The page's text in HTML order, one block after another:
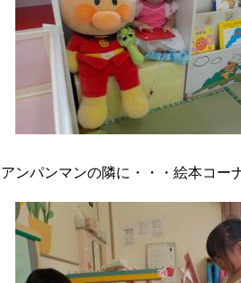
アンパンマンの隣に・・・絵本コー